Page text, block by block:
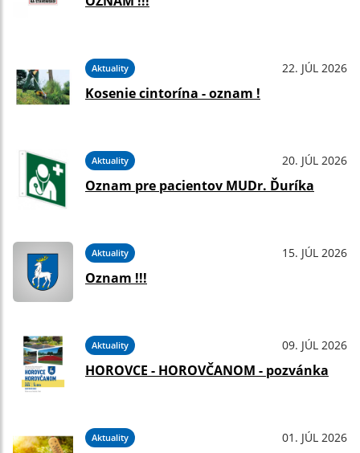
Aktuality 22. JÚL 2026
Kosenie cintorína - oznam !
Aktuality 20. JÚL 2026
Oznam pre pacientov MUDr. Ďuríka
Aktuality 15. JÚL 2026
Oznam !!!
Aktuality 09. JÚL 2026
HOROVCE - HOROVČANOM - pozvánka
Aktuality 01. JÚL 2026